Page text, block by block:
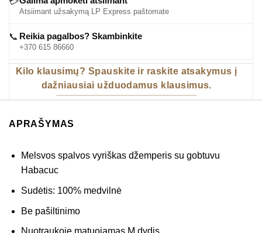
Atsiimant užsakymą LP Express paštomate
📞 Reikia pagalbos? Skambinkite
+370 615 86660
Kilo klausimų? Spauskite ir raskite atsakymus į
dažniausiai užduodamus klausimus.
APRAŠYMAS
Melsvos spalvos vyriškas džemperis su gobtuvu
Habacuc
Sudėtis: 100% medvilnė
Be pašiltinimo